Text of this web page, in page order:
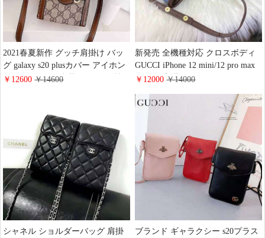
2021春夏新作 グッチ肩掛け バッ
グ galaxy s20 plusカバー アイホン
12/12 pro Gucci 豪華 ケース 女性
ultra 保護ケース gucci 全機種対応
￥12600￥14600
新発売 全機種対応 クロスボディ
GUCCI iPhone 12 mini/12 pro max
ケース 肩掛け グッチgalaxy note20
スマホケース 限定版
Galaxys20/s20プラス/s20ultra Gucci
￥12000￥14000
シャネル ショルダーバッグ 肩掛
ブランド ギャラクシー s20プラス